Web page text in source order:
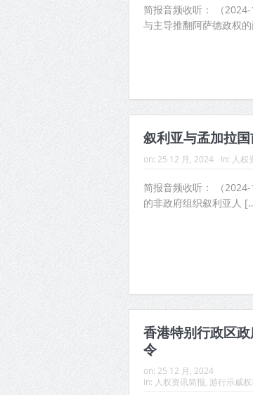
简报音频收听： （
与主导推翻阿萨德政权
叙利亚与孟加拉
on: 25 12 月, 2024 In: 人权
简报音频收听： （
的非政府组织叙利亚人
香港特别行政区
令
on: 25 12 月, 2024
In: 人权资讯简报 游行示威权